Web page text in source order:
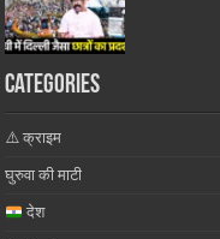
Categories
⚠️ क्राइम
घुरुवा की माटी
देश